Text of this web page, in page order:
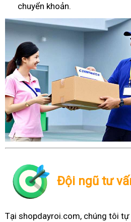
chuyển khoản.
Đội ngũ tư
Tại shopdayroi.com, chúng tôi